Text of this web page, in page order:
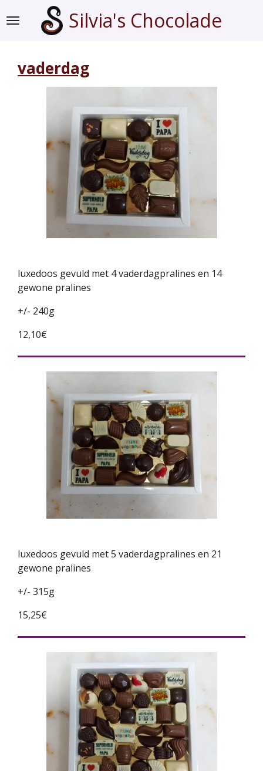
direct
hoofdinhoud
Silvia's Chocolade
vaderdag
luxedoos gevuld met 4 vaderdagpralines en 14
gewone pralines
+/- 240g
12,10€
luxedoos gevuld met 5 vaderdagpralines en 21
gewone pralines
+/- 315g
15,25€